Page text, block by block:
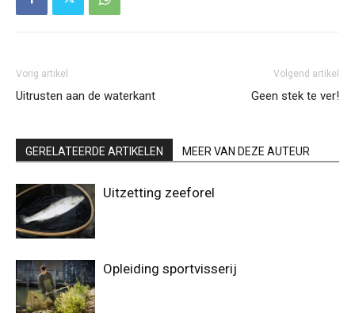
Vorig artikel
Uitrusten aan de waterkant
Volgend artikel
Geen stek te ver!
GERELATEERDE ARTIKELEN MEER VAN DEZE AUTEUR
Uitzetting zeeforel
Opleiding sportvisserij